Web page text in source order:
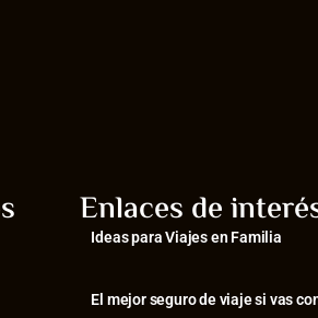
Enlaces de
Ideas para Viajes en Familia
El mejor seguro de viaje si vas